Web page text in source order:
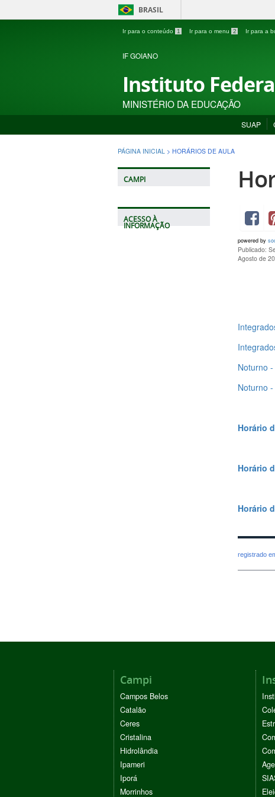
BRASIL
Ir para o conteúdo 1 Ir para o menu 2 Ir para a
IF GOIANO
Instituto
MINISTÉRIO DA EDUCAÇÃO
SUAP
PÁGINA INICIAL > HORÁRIOS DE AULA
CAMPI
ACESSO À
INFORMAÇÃO
powered by
Publicado:
Agosto de
Noturno
Noturno
Horário
Horário
Horário
registrado
Campi
Campos Belos
Catalão
Ceres
Cristalina
Hidrolândia
Ipameri
Iporá
Morrinhos